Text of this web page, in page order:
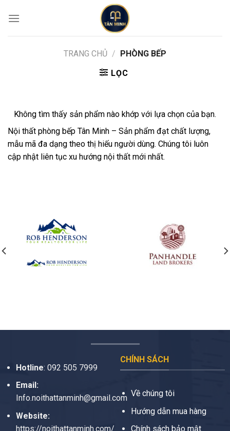
TRANG CHỦ / PHÒNG BẾP
LỌC
Không tìm thấy sản phẩm nào khớp với lựa chọn của bạn.
Nội thất phòng bếp Tân Minh – Sản phẩm đạt chất lượng,
mẫu mã đa dạng theo thị hiếu người dùng. Chúng tôi luôn
cập nhật liên tục xu hướng nội thất mới nhất.
Hotline: 092 505 7999
Email:
Info.noithattanminh@gmail.com
Website:
https://noithattanminh.com/
CHÍNH SÁCH
Về chúng tôi
Hướng dẫn mua hàng
Chính sách bảo mật